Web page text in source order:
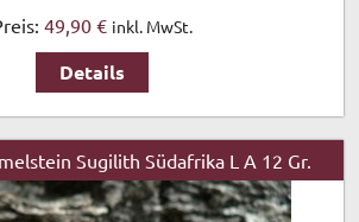
49,90 € inkl. MwSt.
Details
Sugilith Südafrika L A 12 Gr.